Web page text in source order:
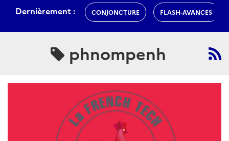
Dernièrement : CONJONCTURE FLASH-AVANCES
phnompenh